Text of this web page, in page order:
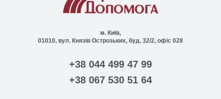
м. Київ,
01010, вул. Князів Острозьких, буд. 32/2, офіс 028
+38 044 499 47 99
+38 067 530 51 64